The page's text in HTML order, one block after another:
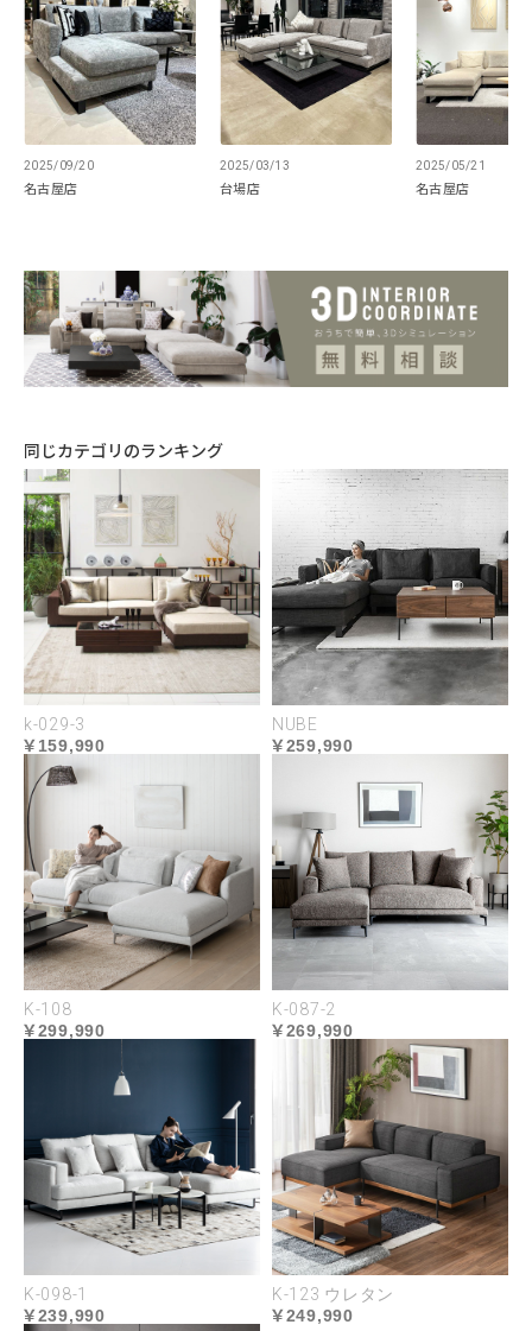
開放的な住空間を演出する
プロダクト
あらゆるパターンを想定して設計されたプロ
ダクトデザイン。触れる部分にのみ丸みを持
たせたアームレストは、角度をつけることで
座面上の圧迫感が軽減されより広々とした印
象に。フレーム型のスチールレッグは浮遊感
を演出し、マットなブラックカラーが全体を
引き締めシャープな印象を与えます。
NEW COLOR
ペット対応の
新生地タイプが登場
2025/09/20
名古屋店
2025/03/13
台場店
2025/05/21
名古屋店
同じカテゴリのランキング
k-029-3
159,990
NUBE
259,990
K-108
299,990
K-087-2
269,990
K-098-1
239,990
K-123 ウレタン
249,990